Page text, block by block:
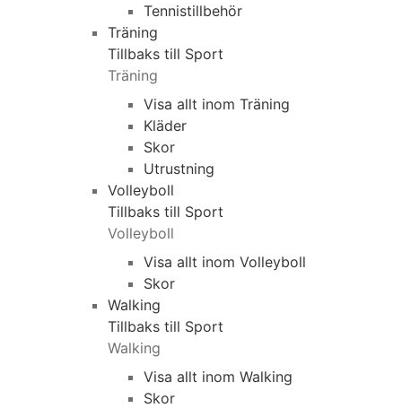
Tennistillbehör
Träning
Tillbaks till Sport
Träning
Visa allt inom Träning
Kläder
Skor
Utrustning
Volleyboll
Tillbaks till Sport
Volleyboll
Visa allt inom Volleyboll
Skor
Walking
Tillbaks till Sport
Walking
Visa allt inom Walking
Skor